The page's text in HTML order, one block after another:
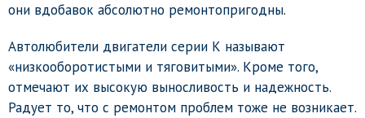
они вдобавок абсолютно ремонтопригодны.
Автолюбители двигатели серии К называют
«низкооборотистыми и тяговитыми». Кроме того,
отмечают их высокую выносливость и надежность.
Радует то, что с ремонтом проблем тоже не возникает.